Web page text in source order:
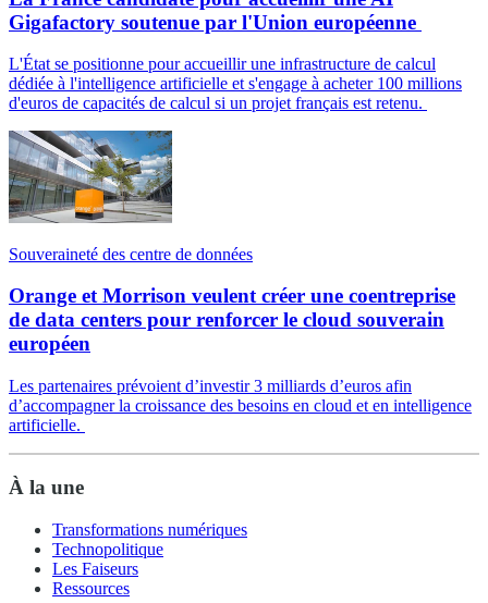
Gigafactory soutenue par l'Union européenne
L'État se positionne pour accueillir une infrastructure de calcul
dédiée à l'intelligence artificielle et s'engage à acheter 100 millions
d'euros de capacités de calcul si un projet français est retenu.
Souveraineté des centre de données
Orange et Morrison veulent créer une coentreprise
de data centers pour renforcer le cloud souverain
européen
Les partenaires prévoient d’investir 3 milliards d’euros afin
d’accompagner la croissance des besoins en cloud et en intelligence
artificielle.
À la une
Transformations numériques
Technopolitique
Les Faiseurs
Ressources